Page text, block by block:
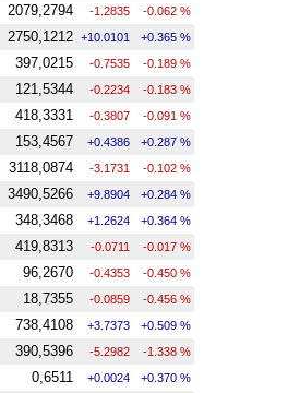
2079,2794 -1.2835 -0.062 %
2750,1212 +10.0101 +0.365 %
397,0215 -0.7535 -0.189 %
121,5344 -0.2234 -0.183 %
418,3331 -0.3807 -0.091 %
153,4567 +0.4386 +0.287 %
3118,0874 -3.1731 -0.102 %
3490,5266 +9.8904 +0.284 %
348,3468 +1.2624 +0.364 %
419,8313 -0.0711 -0.017 %
96,2670 -0.4353 -0.450 %
18,7355 -0.0859 -0.456 %
738,4108 +3.7373 +0.509 %
390,5396 -5.2982 -1.338 %
0,6511 +0.0024 +0.370 %